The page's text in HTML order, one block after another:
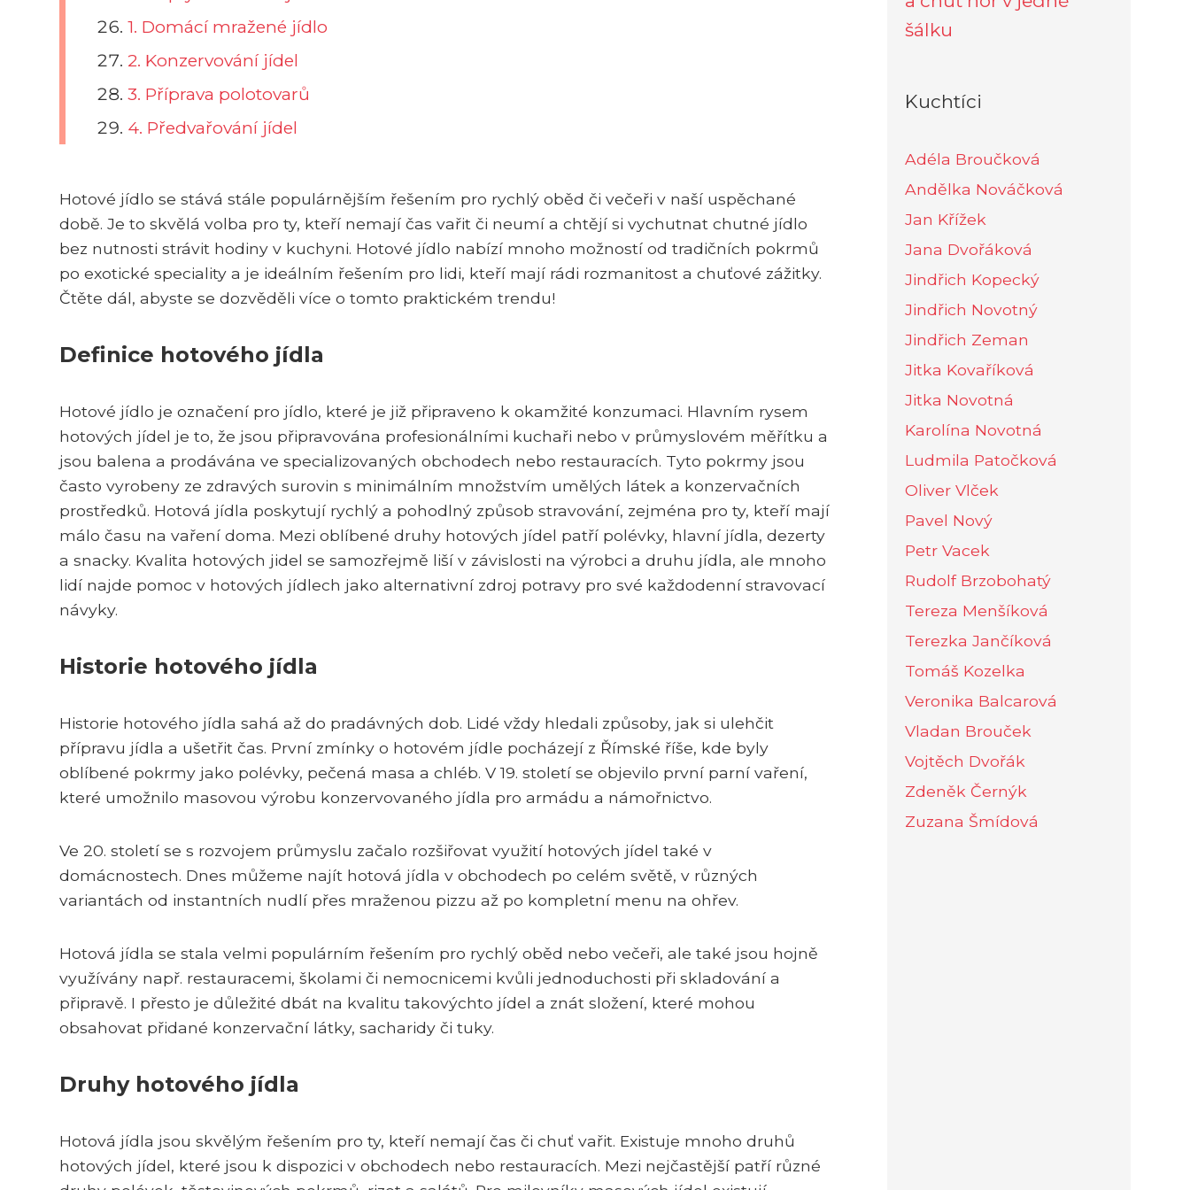
1. Domácí mražené jídlo
2. Konzervování jídel
3. Příprava polotovarů
4. Předvařování jídel
Hotové jídlo se stává stále populárnějším řešením pro rychlý oběd či večeři v naší uspěchané
době. Je to skvělá volba pro ty, kteří nemají čas vařit či neumí a chtějí si vychutnat chutné jídlo
bez nutnosti strávit hodiny v kuchyni. Hotové jídlo nabízí mnoho možností od tradičních pokrmů
po exotické speciality a je ideálním řešením pro lidi, kteří mají rádi rozmanitost a chuťové zážitky.
Čtěte dál, abyste se dozvěděli více o tomto praktickém trendu!
Definice hotového jídla
Hotové jídlo je označení pro jídlo, které je již připraveno k okamžité konzumaci. Hlavním rysem
hotových jídel je to, že jsou připravována profesionálními kuchaři nebo v průmyslovém měřítku a
jsou balena a prodávána ve specializovaných obchodech nebo restauracích. Tyto pokrmy jsou
často vyrobeny ze zdravých surovin s minimálním množstvím umělých látek a konzervačních
prostředků. Hotová jídla poskytují rychlý a pohodlný způsob stravování, zejména pro ty, kteří mají
málo času na vaření doma. Mezi oblíbené druhy hotových jídel patří polévky, hlavní jídla, dezerty
a snacky. Kvalita hotových jidel se samozřejmě liší v závislosti na výrobci a druhu jídla, ale mnoho
lidí najde pomoc v hotových jídlech jako alternativní zdroj potravy pro své každodenní stravovací
návyky.
Historie hotového jídla
Historie hotového jídla sahá až do pradávných dob. Lidé vždy hledali způsoby, jak si ulehčit
přípravu jídla a ušetřit čas. První zmínky o hotovém jídle pocházejí z Římské říše, kde byly
oblíbené pokrmy jako polévky, pečená masa a chléb. V 19. století se objevilo první parní vaření,
které umožnilo masovou výrobu konzervovaného jídla pro armádu a námořnictvo.
Ve 20. století se s rozvojem průmyslu začalo rozšiřovat využití hotových jídel také v
domácnostech. Dnes můžeme najít hotová jídla v obchodech po celém světě, v různých
variantách od instantních nudlí přes mraženou pizzu až po kompletní menu na ohřev.
Hotová jídla se stala velmi populárním řešením pro rychlý oběd nebo večeři, ale také jsou hojně
využívány např. restauracemi, školami či nemocnicemi kvůli jednoduchosti při skladování a
připravě. I přesto je důležité dbát na kvalitu takovýchto jídel a znát složení, které mohou
obsahovat přidané konzervační látky, sacharidy či tuky.
Druhy hotového jídla
Hotová jídla jsou skvělým řešením pro ty, kteří nemají čas či chuť vařit. Existuje mnoho druhů
hotových jídel, které jsou k dispozici v obchodech nebo restauracích. Mezi nejčastější patří různé
šálku
Kuchtíci
Adéla Broučková
Andělka Nováčková
Jan Křížek
Jana Dvořáková
Jindřich Kopecký
Jindřich Novotný
Jindřich Zeman
Jitka Kovaříková
Jitka Novotná
Karolína Novotná
Ludmila Patočková
Oliver Vlček
Pavel Nový
Petr Vacek
Rudolf Brzobohatý
Tereza Menšíková
Terezka Jančíková
Tomáš Kozelka
Veronika Balcarová
Vladan Brouček
Vojtěch Dvořák
Zdeněk Černýk
Zuzana Šmídová